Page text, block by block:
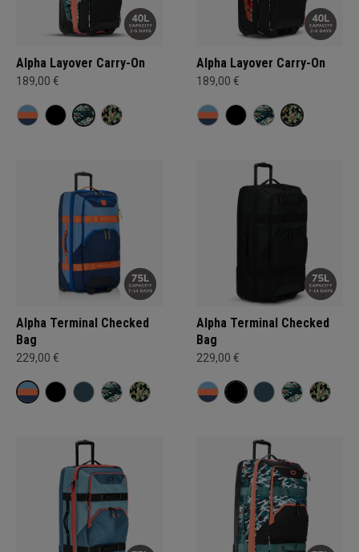
Alpha Layover Carry-On
189,00 €
Alpha Layover Carry-On
189,00 €
Alpha Terminal Checked
Bag
229,00 €
Alpha Terminal Checked
Bag
229,00 €